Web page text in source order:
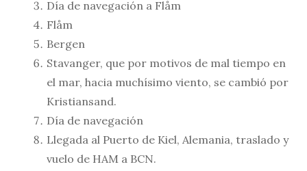
Día de navegación a Flåm
Flåm
Bergen
Stavanger, que por motivos de mal tiempo en
el mar, hacia muchísimo viento, se cambió por
Kristiansand.
Día de navegación
Llegada al Puerto de Kiel, Alemania, traslado y
vuelo de HAM a BCN.